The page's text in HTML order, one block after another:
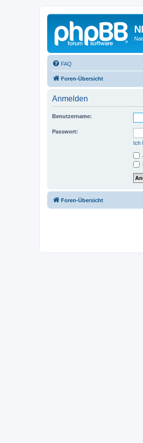
FAQ
Foren-Übersicht
Anmelden
Benutzername:
Passwort:
Ich
Foren-Übersicht